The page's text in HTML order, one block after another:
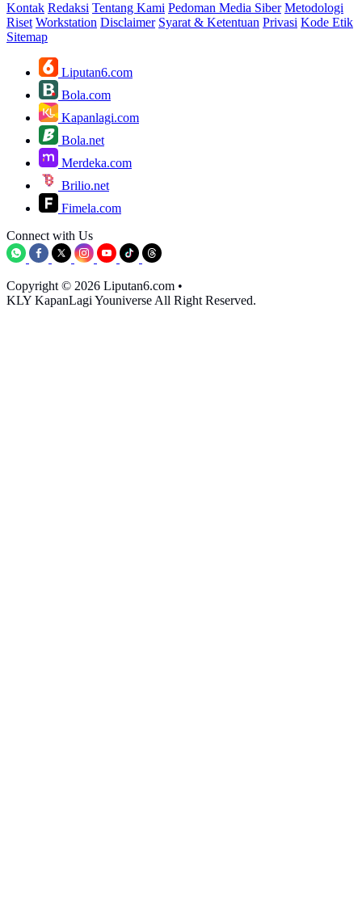
Kontak Redaksi Tentang Kami Pedoman Media Siber Metodologi
Riset Workstation Disclaimer Syarat & Ketentuan Privasi Kode Etik
Sitemap
Liputan6.com
Bola.com
Kapanlagi.com
Bola.net
Merdeka.com
Brilio.net
Fimela.com
Connect with Us
Copyright © 2026 Liputan6.com •
KLY KapanLagi Youniverse All Right Reserved.